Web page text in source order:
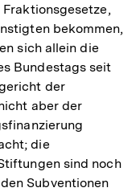
bekommen,
sich allein die
Bundestags seit
der
aber der
die
sind noch
Subventionen